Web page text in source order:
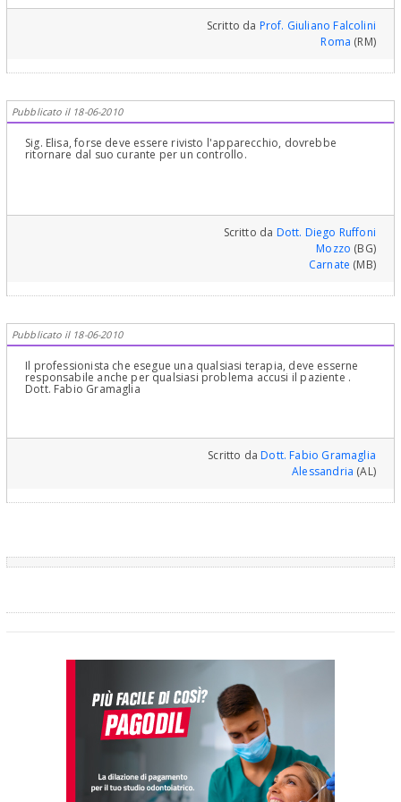
Clinici Complessi ed Ortodonzia e Pedodonzia la figlia Claudia
necessario un arco esterno o linguale che solidarizzi tutti i denti
dell'arcata per creare un ancoraggio sufficiente a far erompere il
canino, dente molto forte che richiede quindi un ancoraggio
sufficiente. Ponga comunque la domanda al suo dentista, ma gli
odontoiatri della sua provincia se il suo dentista è specialista in
ortodonzia oppure no. L'Ordine professionale è un ente pubblico
posto a tutela degli utenti e le dovrebbe rispondere con solerzia
ed esattezza. Può reperirlo facilmente sull'elenco telefonico
Scritto da Prof. Giuliano Falcolini
Roma (RM)
Pubblicato il 18-06-2010
Sig. Elisa, forse deve essere rivisto l'apparecchio, dovrebbe
ritornare dal suo curante per un controllo.
Scritto da Dott. Diego Ruffoni
Mozzo (BG)
Carnate (MB)
Pubblicato il 18-06-2010
Il professionista che esegue una qualsiasi terapia, deve esserne
responsabile anche per qualsiasi problema accusi il paziente .
Dott. Fabio Gramaglia
Scritto daDott. Fabio Gramaglia
Alessandria (AL)